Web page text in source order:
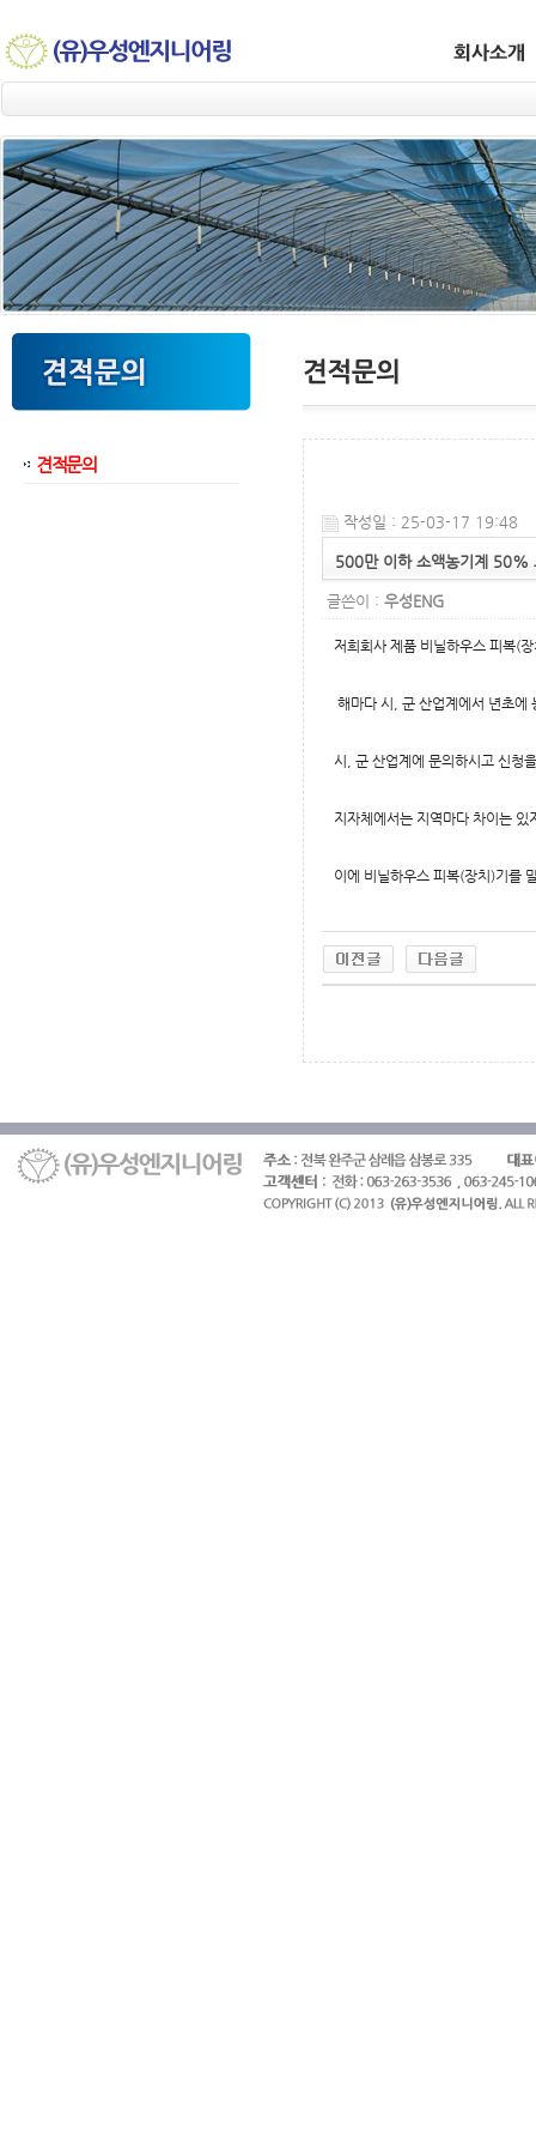
견적문의
작성일 : 25-03-17 19:48
500만 이하 소액농기계 50%
글쓴이 : 우성ENG
저희회사 제품 비닐하우스 피복(
해마다 시, 군 산업계에서 년초
시, 군 산업계에 문의하시고 신청
지자체에서는 지역마다 차이는
이에 비닐하우스 피복(장치)기를